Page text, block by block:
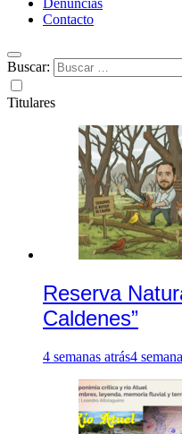
Contacto
Buscar:
Titulares
Reserva
Caldenes”
4 semanas atrás4